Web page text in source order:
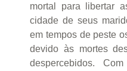
mortal para libertar
cidade de seus
em tempos de peste
devido às mortes
despercebidos.